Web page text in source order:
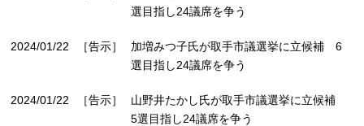
選目指し24議席を争う
2024/01/22 ［告示］
加増みつ子氏が取手市議選挙に立候補 6
選目指し24議席を争う
2024/01/22 ［告示］
山野井たかし氏が取手市議選挙に立候補
5選目指し24議席を争う